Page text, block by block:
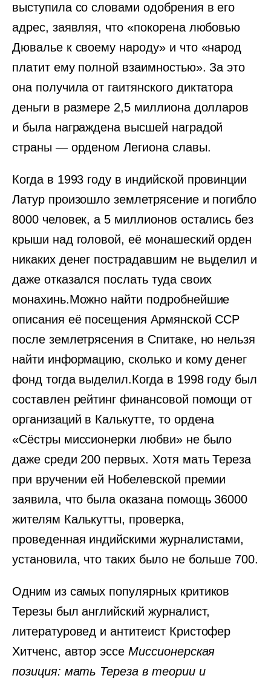
выступила со словами одобрения в его
адрес, заявляя, что «покорена любовью
Дювалье к своему народу» и что «народ
платит ему полной взаимностью». За это
она получила от гаитянского диктатора
деньги в размере 2,5 миллиона долларов
и была награждена высшей наградой
страны — орденом Легиона славы.
Когда в 1993 году в индийской провинции
Латур произошло землетрясение и погибло
8000 человек, а 5 миллионов остались без
крыши над головой, её монашеский орден
никаких денег пострадавшим не выделил и
даже отказался послать туда своих
монахинь.Можно найти подробнейшие
описания её посещения Армянской ССР
после землетрясения в Спитаке, но нельзя
найти информацию, сколько и кому денег
фонд тогда выделил.Когда в 1998 году был
составлен рейтинг финансовой помощи от
организаций в Калькутте, то ордена
«Сёстры миссионерки любви» не было
даже среди 200 первых. Хотя мать Тереза
при вручении ей Нобелевской премии
заявила, что была оказана помощь 36000
жителям Калькутты, проверка,
проведенная индийскими журналистами,
установила, что таких было не больше 700.
Одним из самых популярных критиков
Терезы был английский журналист,
литературовед и антитеист Кристофер
Хитченс, автор эссеМиссионерская
позиция: мать Тереза ​​в теории и